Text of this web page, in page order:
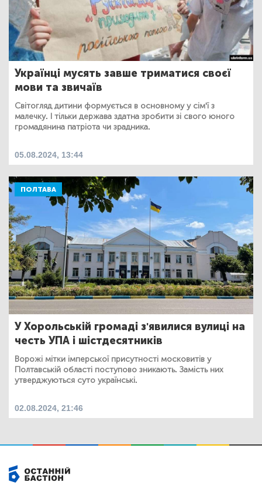
Українці мусять завше триматися своєї
мови та звичаїв
Світогляд дитини формується в основному у сім'ї з
малечку. І тільки держава здатна зробити зі свого юного
громадянина патріота чи зрадника.
05.08.2024, 13:44
ПОЛТАВА
У Хорольській громаді з'явилися вулиці на
честь УПА і шістдесятників
Ворожі мітки імперської присутності московитів у
Полтавській області поступово зникають. Замість них
утверджуються суто українські.
02.08.2024, 21:46